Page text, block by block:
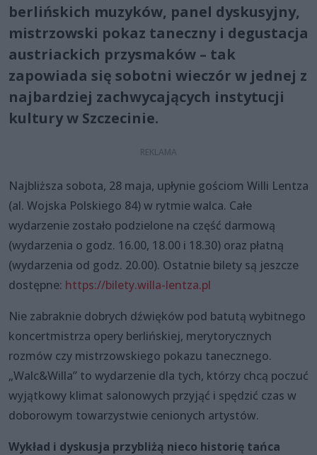
berlińskich muzyków, panel dyskusyjny,
mistrzowski pokaz taneczny i degustacja
austriackich przysmaków – tak
zapowiada się sobotni wieczór w jednej z
najbardziej zachwycających instytucji
kultury w Szczecinie.
Najbliższa sobota, 28 maja, upłynie gościom Willi Lentza
(al. Wojska Polskiego 84) w rytmie walca. Całe
wydarzenie zostało podzielone na część darmową
(wydarzenia o godz. 16.00, 18.00 i 18.30) oraz płatną
(wydarzenia od godz. 20.00). Ostatnie bilety są jeszcze
dostępne: https://bilety.willa-lentza.pl
Nie zabraknie dobrych dźwięków pod batutą wybitnego
koncertmistrza opery berlińskiej, merytorycznych
rozmów czy mistrzowskiego pokazu tanecznego.
„Walc&Willa” to wydarzenie dla tych, którzy chcą poczuć
wyjątkowy klimat salonowych przyjąć i spędzić czas w
doborowym towarzystwie cenionych artystów.
Wykład i dyskusja przybliżą nieco historię tańca